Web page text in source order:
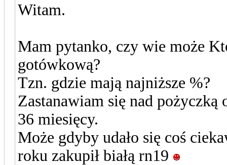
Witam.
Mam pytanko, czy wie może
gotówkową?
Tzn. gdzie mają najniższe %?
Zastanawiam się nad pożyczką
36 miesięcy.
Może gdyby udało się coś
roku zakupił białą rn19